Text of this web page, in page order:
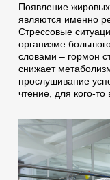
Появление
являются именно
Стрессовые
организме
словами – гормон
снижает
прослушивание
чтение, для кого-